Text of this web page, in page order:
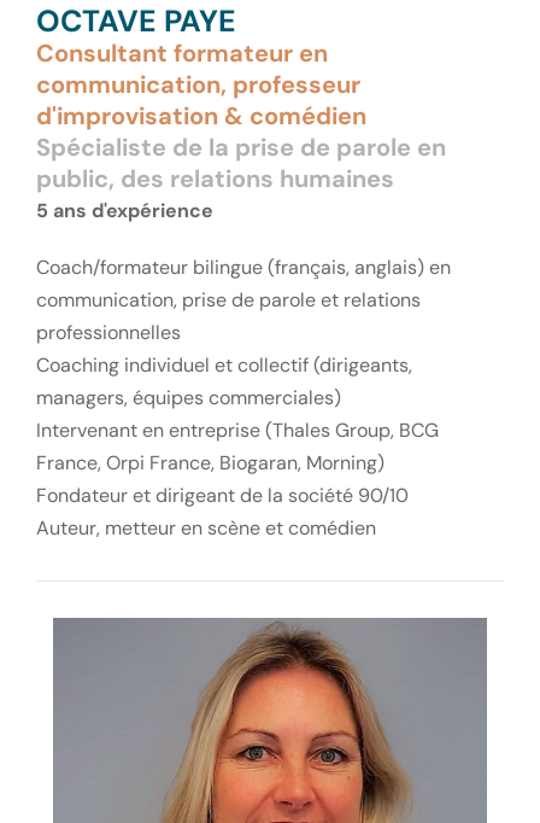
OCTAVE PAYE
Consultant formateur en
communication, professeur
d'improvisation & comédien
Spécialiste de la prise de parole en
public, des relations humaines
5 ans d'expérience
Coach/formateur bilingue (français, anglais) en
communication, prise de parole et relations
professionnelles
Coaching individuel et collectif (dirigeants,
managers, équipes commerciales)
Intervenant en entreprise (Thales Group, BCG
France, Orpi France, Biogaran, Morning)
Fondateur et dirigeant de la société 90/10
Auteur, metteur en scène et comédien